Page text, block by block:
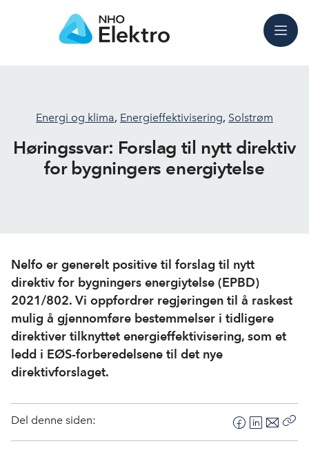
Meny
Energi og klima, Energieffektivisering, Solstrøm
Høringssvar: Forslag til nytt direktiv
for bygningers energiytelse
Nelfo er generelt positive til forslag til nytt
direktiv for bygningers energiytelse (EPBD)
2021/802. Vi oppfordrer regjeringen til å raskest
mulig å gjennomføre bestemmelser i tidligere
direktiver tilknyttet energieffektivisering, som et
ledd i EØS-forberedelsene til det nye
direktivforslaget.
Del denne siden:
F
a
L
i
E
-